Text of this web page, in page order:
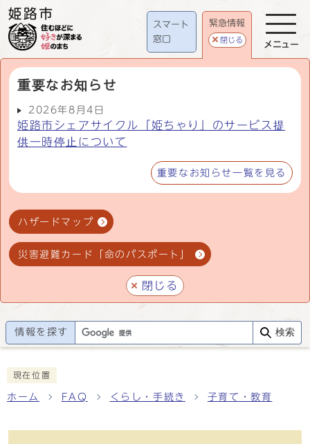
スマート
窓口
緊急情報
閉じる
重要なお知らせ
2026年8月4日
姫路市シェアサイクル「姫ちゃり」のサービス提
供一時停止について
重要なお知らせ一覧を見る
ハザードマップ
災害避難カード「命のパスポート」
閉じる
メニュー
情報を探す 検索
現在位置
ホーム FAQ くらし・手続き 子育て・教育